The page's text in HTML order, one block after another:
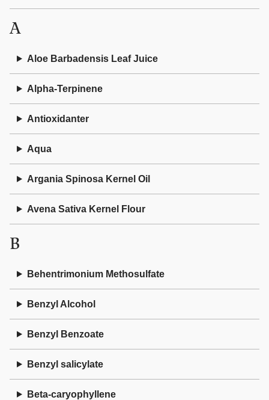
A
Aloe Barbadensis Leaf Juice
Alpha-Terpinene
Antioxidanter
Aqua
Argania Spinosa Kernel Oil
Avena Sativa Kernel Flour
B
Behentrimonium Methosulfate
Benzyl Alcohol
Benzyl Benzoate
Benzyl salicylate
Beta-caryophyllene